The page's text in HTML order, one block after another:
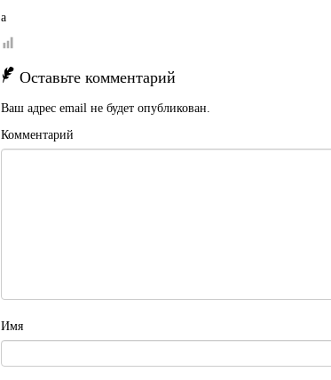
а
Оставьте комментарий
Ваш адрес email не будет опубликован.
Комментарий
Имя